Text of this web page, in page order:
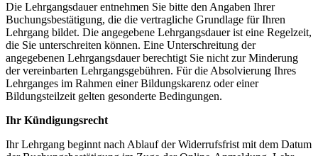
Die Lehrgangsdauer entnehmen Sie bitte den Angaben Ihrer
Buchungsbestätigung, die die vertragliche Grundlage für Ihren
Lehrgang bildet. Die angegebene Lehrgangsdauer ist eine Regel­zeit,
die Sie unterschreiten können. Eine Unterschreitung der
angegebenen Lehrgangsdauer berechtigt Sie nicht zur Min­derung
der vereinbarten Lehrgangsgebühren. Für die Absolvierung Ihres
Lehrganges im Rahmen einer Bildungskarenz oder einer
Bildungsteilzeit gelten gesonderte Bedingungen.
Ihr Kündigungsrecht
Ihr Lehrgang beginnt nach Ablauf der Widerrufsfrist mit dem Datum